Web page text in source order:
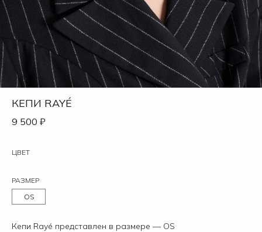
КЕПИ RAYÉ
9 500 ₽
ЦВЕТ
РАЗМЕР
OS
Кепи Rayé представлен в размере — OS